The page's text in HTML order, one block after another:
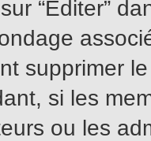
“Éditer”
supprimer
si les
ou les